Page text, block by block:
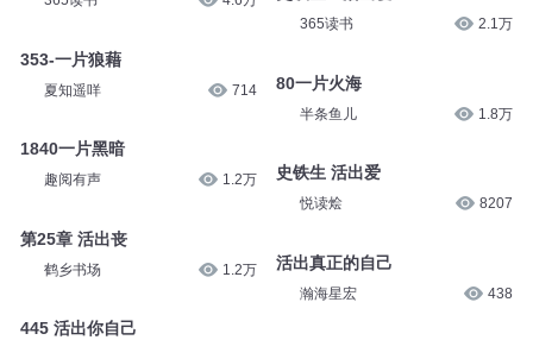
353-一片狼藉
夏知遥咩 714
1840一片黑暗
趣阅有声 1.2万
第25章 活出丧
鹤乡书场 1.2万
445 活出你自己
365读书 2.1万
80一片火海
半条鱼儿 1.8万
史铁生 活出爱
悦读烩 8207
活出真正的自己
瀚海星宏 438